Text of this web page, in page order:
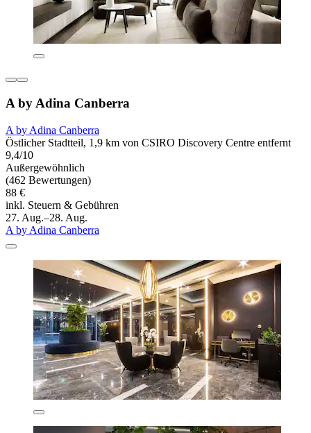
A by Adina Canberra
A by Adina Canberra
Östlicher Stadtteil, 1,9 km von CSIRO Discovery Centre entfernt
9,4/10
Außergewöhnlich
(462 Bewertungen)
88 €
inkl. Steuern & Gebühren
27. Aug.–28. Aug.
A by Adina Canberra